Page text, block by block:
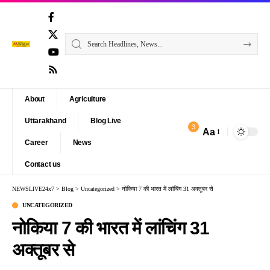
About Agriculture
Uttarakhand Blog Live
Career News
Contact us
3 Aa
NEWSLIVE24x7 > Blog > Uncategorized > नोकिया 7 की भारत में लांचिंग 31 अक्तूबर से
UNCATEGORIZED
नोकिया 7 की भारत में लांचिंग 31
अक्तूबर से